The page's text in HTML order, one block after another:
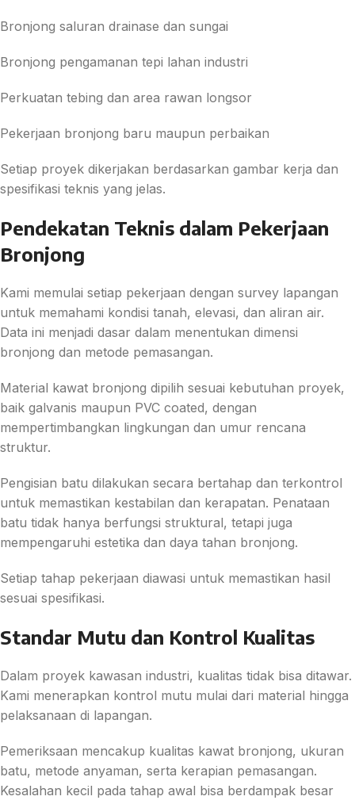
Bronjong saluran drainase dan sungai
Bronjong pengamanan tepi lahan industri
Perkuatan tebing dan area rawan longsor
Pekerjaan bronjong baru maupun perbaikan
Setiap proyek dikerjakan berdasarkan gambar kerja dan
spesifikasi teknis yang jelas.
Pendekatan Teknis dalam Pekerjaan
Bronjong
Kami memulai setiap pekerjaan dengan survey lapangan
untuk memahami kondisi tanah, elevasi, dan aliran air.
Data ini menjadi dasar dalam menentukan dimensi
bronjong dan metode pemasangan.
Material kawat bronjong dipilih sesuai kebutuhan proyek,
baik galvanis maupun PVC coated, dengan
mempertimbangkan lingkungan dan umur rencana
struktur.
Pengisian batu dilakukan secara bertahap dan terkontrol
untuk memastikan kestabilan dan kerapatan. Penataan
batu tidak hanya berfungsi struktural, tetapi juga
mempengaruhi estetika dan daya tahan bronjong.
Setiap tahap pekerjaan diawasi untuk memastikan hasil
sesuai spesifikasi.
Standar Mutu dan Kontrol Kualitas
Dalam proyek kawasan industri, kualitas tidak bisa ditawar.
Kami menerapkan kontrol mutu mulai dari material hingga
pelaksanaan di lapangan.
Pemeriksaan mencakup kualitas kawat bronjong, ukuran
batu, metode anyaman, serta kerapian pemasangan.
Kesalahan kecil pada tahap awal bisa berdampak besar